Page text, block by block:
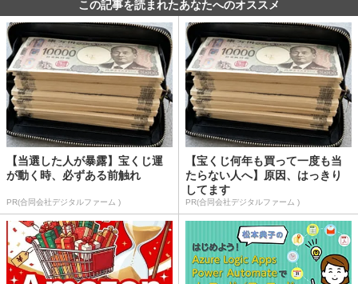
この記事を読まれたあなたへのオススメ
【当選した人が暴露】宝くじ運
が動く時、必ずある前触れ
PR(合同会社デジタルファーム )
【宝くじ何年も買って一度も当
たらない人へ】原因、はっきり
してます
PR(合同会社デジタルファーム )